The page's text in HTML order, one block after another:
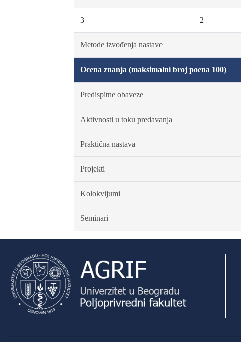
3 2
Metode izvođenja nastave
Ocena znanja (maksimalni broj poena 100)
Predispitne obaveze
Aktivnosti u toku predavanja
Praktična nastava
Projekti
Kolokvijumi
Seminari